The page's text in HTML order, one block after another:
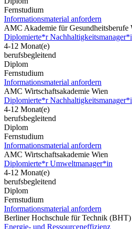
Fernstudium
Informationsmaterial anfordern
AMC Akademie für Gesundheitsberufe
Diplomierte*r
4-12 Monat(e)
berufsbegleitend
Diplom
Fernstudium
Informationsmaterial anfordern
AMC Wirtschaftsakademie Wien
Diplomierte*r
4-12 Monat(e)
berufsbegleitend
Diplom
Fernstudium
Informationsmaterial anfordern
AMC Wirtschaftsakademie Wien
Diplomierte*r Umweltmanager*in
4-12 Monat(e)
berufsbegleitend
Diplom
Fernstudium
Informationsmaterial anfordern
Berliner Hochschule für Technik
Energie- und Ressourceneffizienz